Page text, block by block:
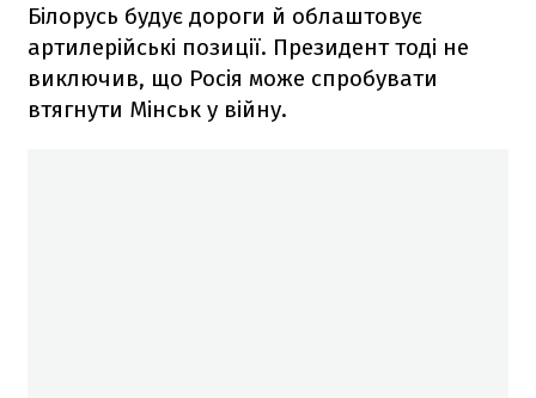
Білорусь будує дороги й облаштовує
артилерійські позиції. Президент тоді не
виключив, що Росія може спробувати
втягнути Мінськ у війну.